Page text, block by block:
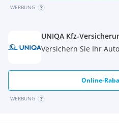
WERBUNG
UNIQA Kfz-
Versichern Sie Ihr
Online-
WERBUNG